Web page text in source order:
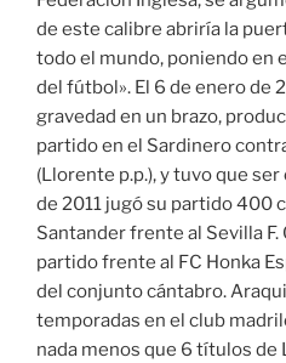
de este calibre abriría la
todo el mundo, poniendo en
del fútbol». El 6 de enero de
gravedad en un brazo,
partido en el Sardinero
(Llorente p.p.), y tuvo que
de 2011 jugó su partido 400
Santander frente al Sevilla F.
partido frente al FC Honka
del conjunto cántabro.
temporadas en el club
nada menos que 6 títulos de